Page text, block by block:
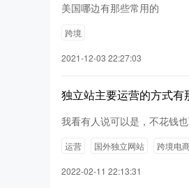
美国哪边有那些常用的
跨境
2021-12-03 22:27:03
独立站主要运营的方式有
我看有人说可以是，不花钱
运营 国外独立网站 跨境电
2022-02-11 22:13:31